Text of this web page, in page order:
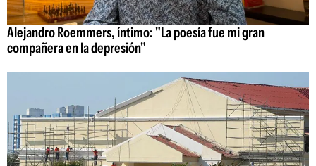
Alejandro Roemmers, íntimo: "La poesía fue mi gran
compañera en la depresión"